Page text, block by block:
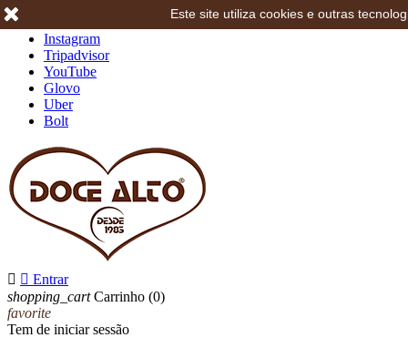
Instagram
Tripadvisor
YouTube
Glovo
Uber
Bolt
  Entrar
shopping_cart Carrinho (0)
favorite
Tem de iniciar sessão
Este site utiliza cookies e outras